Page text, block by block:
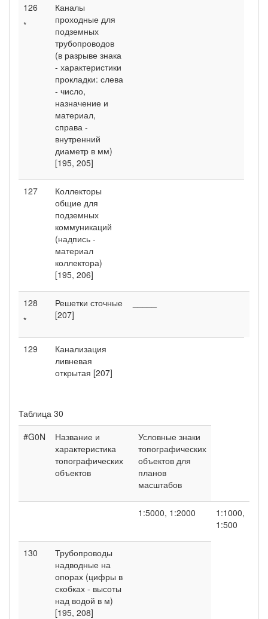
126
*
Каналы
проходные для
подземных
трубопроводов
(в разрыве знака
- характеристики
прокладки: слева
- число,
назначение и
материал,
справа -
внутренний
диаметр в мм)
[195, 205]
127
Коллекторы
общие для
подземных
коммуникаций
(надпись -
материал
коллектора)
[195, 206]
128
*
Решетки сточные
[207]
129
Канализация
ливневая
открытая [207]
Таблица 30
#G0N
Название и
характеристика
топографических
объектов
Условные знаки
топографических
объектов для
планов
масштабов
1:5000, 1:2000
1:1000,
1:500
130
Трубопроводы
надводные на
опорах (цифры в
скобках - высоты
над водой в м)
[195, 208]